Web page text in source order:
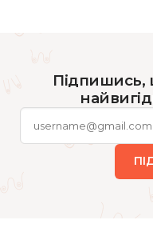
Підпишись,